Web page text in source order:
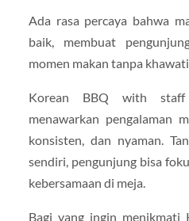
Ada rasa percaya bahwa
baik, membuat
momen makan tanpa
Korean BBQ with
menawarkan pengalaman
konsisten, dan nyaman.
sendiri, pengunjung bisa
kebersamaan di meja.
Bagi yang ingin